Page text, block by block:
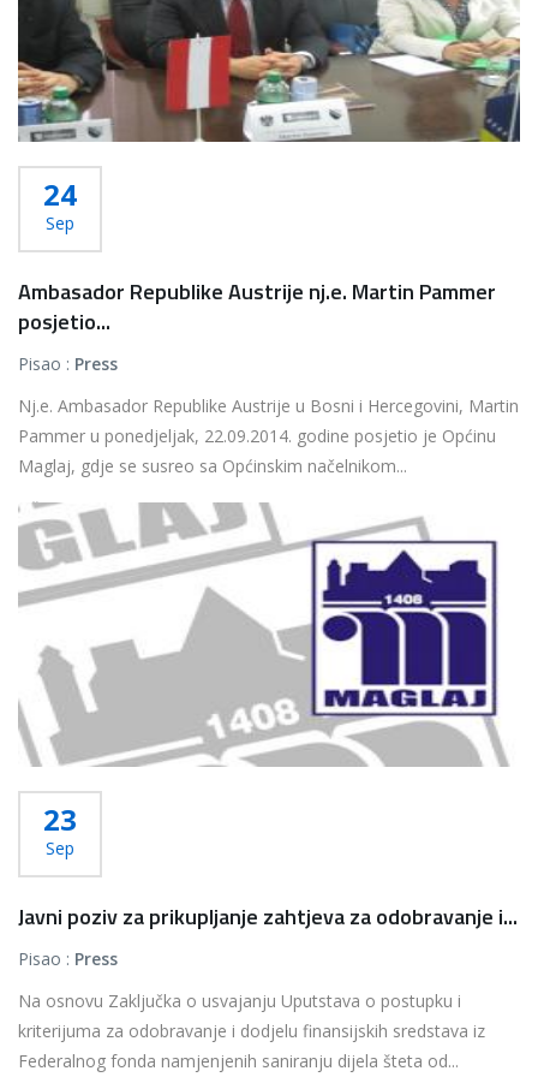
24
Sep
Ambasador Republike Austrije nj.e. Martin Pammer
posjetio...
Pisao : Press
Nj.e. Ambasador Republike Austrije u Bosni i Hercegovini, Martin
Pammer u ponedjeljak, 22.09.2014. godine posjetio je Općinu
Maglaj, gdje se susreo sa Općinskim načelnikom...
Više...
23
Sep
Javni poziv za prikupljanje zahtjeva za odobravanje i...
Pisao : Press
Na osnovu Zaključka o usvajanju Uputstava o postupku i
kriterijuma za odobravanje i dodjelu finansijskih sredstava iz
Federalnog fonda namjenjenih saniranju dijela šteta od...